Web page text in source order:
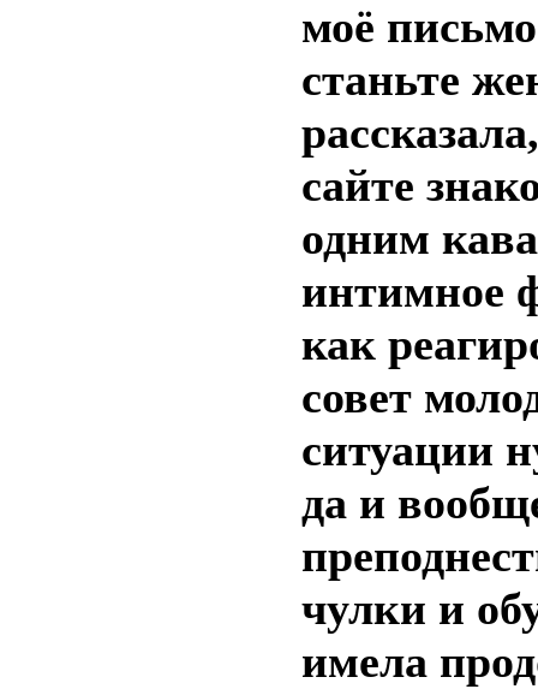
моё
станьте
сайте
одним
интимное
как
совет
ситуации
да и
чулки и
имела